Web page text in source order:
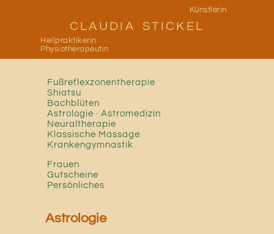
Heilpraktikerin
Physiotherapeutin
CLAUDIA STICKEL
Künstlerin
Fußreflexzonentherapie
Shiatsu
Bachblüten
Astrologie · Astromedizin
Neuraltherapie
Klassische Massage
Krankengymnastik
Frauen
Gutscheine
Persönliches
Astrologie